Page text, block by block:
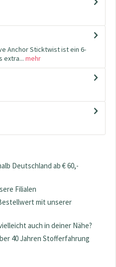
Anchor Sticktwist ist ein 6-
extra... mehr
Deutschland ab € 60,-
Filialen
mit unserer
auch in deiner Nähe?
40 Jahren Stofferfahrung